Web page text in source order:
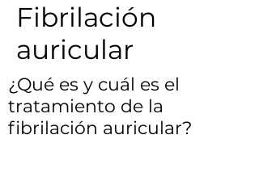
Fibrilación
auricular
¿Qué es y cuál es el
tratamiento de la
fibrilación auricular?